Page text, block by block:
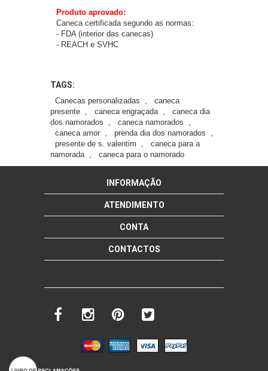
Produto aprovado:
Caneca certificada segundo as normas:
- FDA (interior das canecas)
- REACH e SVHC
TAGS:
Canecas personalizadas ,
caneca
presente , caneca engraçada ,
caneca dia
dos namorados
, caneca namorados
,
caneca amor , prenda dia dos namorados
,
presente de s. valentim
,
caneca para a
namorada , caneca para o namorado
INFORMAÇÃO
ATENDIMENTO
CONTA
CONTACTOS